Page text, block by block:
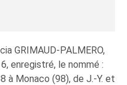
GRIMAUD-PALMERO,
enregistré, le nommé :
à Monaco (98), de J.-Y. et